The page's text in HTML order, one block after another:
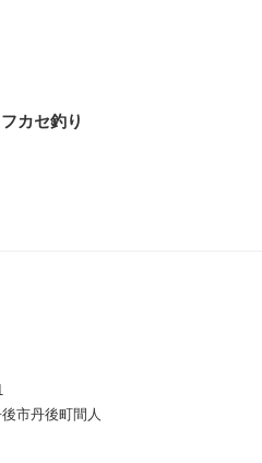
カセ釣り
市丹後町間人